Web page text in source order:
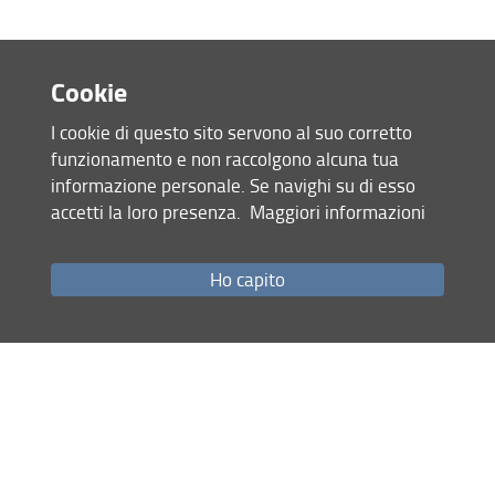
Ennio Ludovico Chiggio
Pannello 49
Pannello 50
Pannello 52
Pannello 53
Cookie
I cookie di questo sito servono al suo corretto
funzionamento e non raccolgono alcuna tua
informazione personale. Se navighi su di esso
accetti la loro presenza. Maggiori informazioni
Ho capito